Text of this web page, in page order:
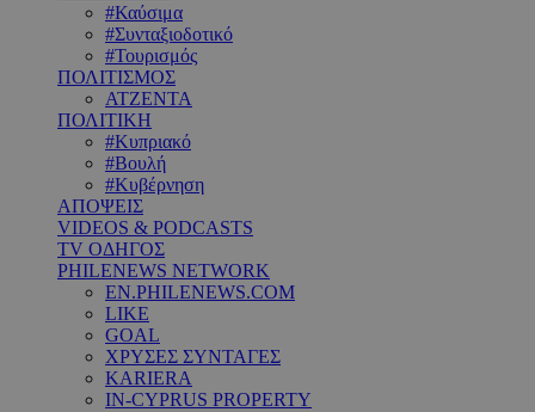
#Καύσιμα
#Συνταξιοδοτικό
#Τουρισμός
ΠΟΛΙΤΙΣΜΟΣ
ΑΤΖΕΝΤΑ
ΠΟΛΙΤΙΚΗ
#Κυπριακό
#Βουλή
#Κυβέρνηση
ΑΠΟΨΕΙΣ
VIDEOS & PODCASTS
TV ΟΔΗΓΟΣ
PHILENEWS NETWORK
EN.PHILENEWS.COM
LIKE
GOAL
ΧΡΥΣΕΣ ΣΥΝΤΑΓΕΣ
KARIERA
IN-CYPRUS PROPERTY